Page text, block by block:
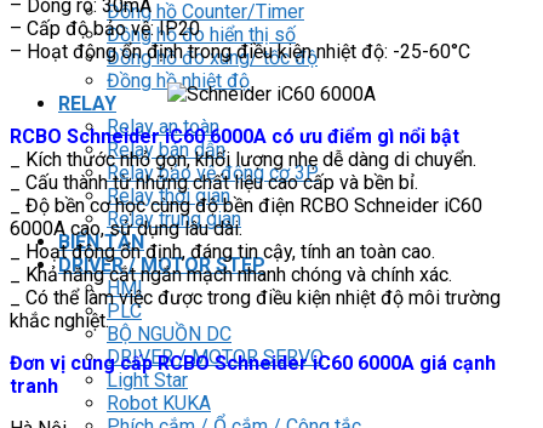
Đồng hồ Counter/Timer
Đồng hồ đo hiển thị số
Đồng hồ đo xung/ tốc độ
Đồng hồ nhiệt độ
RELAY
Relay an toàn
Relay bán dẫn
Relay bảo vệ động cơ 3P
Relay thời gian
Relay trung gian
BIẾN TẦN
DRIVER / MOTOR STEP
HMI
PLC
BỘ NGUỒN DC
DRIVER / MOTOR SERVO
Light Star
Robot KUKA
– Dòng rò: 30mA
– Cấp độ bảo vệ: IP20
– Hoạt động ổn định trong điều kiện nhiệt độ: -25-60°C
RCBO Schneider iC60 6000A có ưu điểm gì nổi bật
_ Kích thước nhỏ gọn, khối lượng nhẹ dễ dàng di chuyển.
_ Cấu thành từ những chất liệu cao cấp và bền bỉ.
_ Độ bền cơ học cùng độ bền điện RCBO Schneider iC60
6000A cao, sử dụng lâu dài.
_ Hoạt động ổn định, đáng tin cậy, tính an toàn cao.
_ Khả năng cắt ngắn mạch nhanh chóng và chính xác.
_ Có thể làm việc được trong điều kiện nhiệt độ môi trường
khắc nghiệt.
Đơn vị cung cấp RCBO Schneider iC60 6000A giá cạnh
tranh